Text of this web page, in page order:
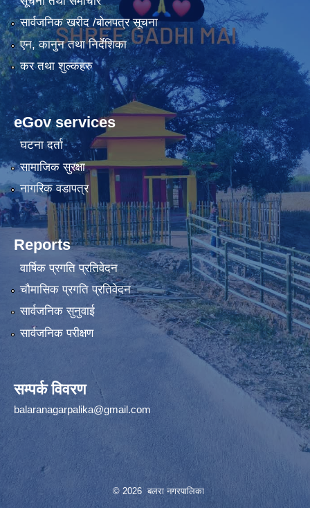
सार्वजनिक खरीद /बोलपत्र सूचना
एन, कानुन तथा निर्देशिका
कर तथा शुल्कहरु
eGov services
घटना दर्ता
सामाजिक सुरक्षा
नागरिक वडापत्र
Reports
वार्षिक प्रगति प्रतिवेदन
चौमासिक प्रगति प्रतिवेदन
सार्वजनिक सुनुवाई
सार्वजनिक परीक्षण
सम्पर्क विवरण
balaranagarpalika@gmail.com
© 2026 बलरा नगरपालिका